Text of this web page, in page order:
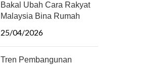
Bakal Ubah Cara Rakyat
Malaysia Bina Rumah
25/04/2026
Tren Pembangunan